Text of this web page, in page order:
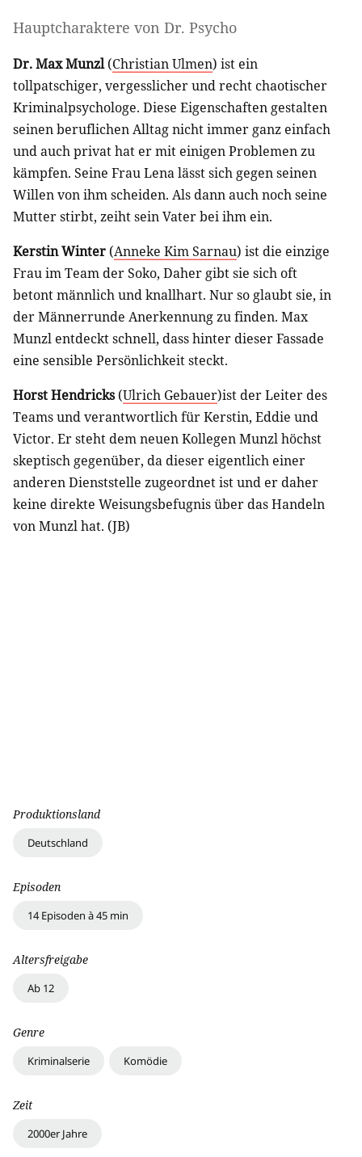
Hauptcharaktere von Dr. Psycho
Dr. Max Munzl(Christian Ulmen) ist ein
tollpatschiger, vergesslicher und recht chaotischer
Kriminalpsychologe. Diese Eigenschaften gestalten
seinen beruflichen Alltag nicht immer ganz einfach
und auch privat hat er mit einigen Problemen zu
kämpfen. Seine Frau Lena lässt sich gegen seinen
Willen von ihm scheiden. Als dann auch noch seine
Mutter stirbt, zeiht sein Vater bei ihm ein.
Kerstin Winter (Anneke Kim Sarnau) ist die einzige
Frau im Team der Soko, Daher gibt sie sich oft
betont männlich und knallhart. Nur so glaubt sie, in
der Männerrunde Anerkennung zu finden. Max
Munzl entdeckt schnell, dass hinter dieser Fassade
eine sensible Persönlichkeit steckt.
Horst Hendricks(Ulrich Gebauer)ist der Leiter des
Teams und verantwortlich für Kerstin, Eddie und
Victor. Er steht dem neuen Kollegen Munzl höchst
skeptisch gegenüber, da dieser eigentlich einer
anderen Dienststelle zugeordnet ist und er daher
keine direkte Weisungsbefugnis über das Handeln
von Munzl hat. (JB)
Produktionsland
Deutschland
Episoden
14 Episoden à 45 min
Altersfreigabe
Ab 12
Genre
Kriminalserie Komödie
Zeit
2000er Jahre